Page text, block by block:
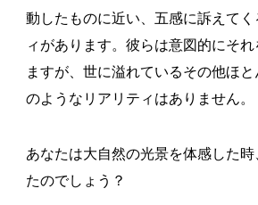
動したものに近い、五感に訴えて
ィがあります。彼らは意図的にそ
ますが、世に溢れているその他ほ
のようなリアリティはありません。
あなたは大自然の光景を体感した
たのでしょう？